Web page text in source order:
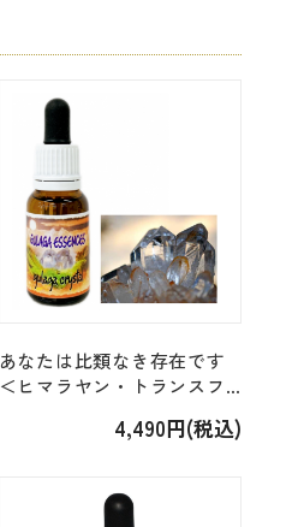
あなたは比類なき存在です
＜ヒマラヤン・トランスフ
クリスタル」 [15ml]4,490円(税込)